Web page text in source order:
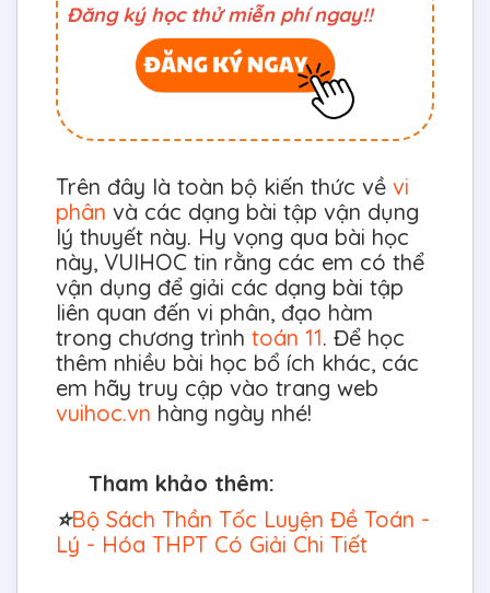
Đăng ký học thử miễn phí ngay!!
Trên đây là toàn bộ kiến thức về vi
phân và các dạng bài tập vận dụng
lý thuyết này. Hy vọng qua bài học
này, VUIHOC tin rằng các em có thể
vận dụng để giải các dạng bài tập
liên quan đến vi phân, đạo hàm
trong chương trình toán 11. Để học
thêm nhiều bài học bổ ích khác, các
em hãy truy cập vào trang web
vuihoc.vn hàng ngày nhé!
Tham khảo thêm:
⭐Bộ Sách Thần Tốc Luyện Đề Toán -
Lý - Hóa THPT Có Giải Chi Tiết